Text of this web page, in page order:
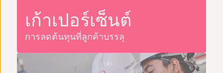
เก้าเปอร์เซ็นต์
การลดต้นทุนที่ลูกค้าบรรลุ